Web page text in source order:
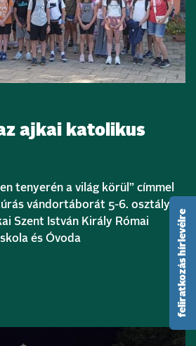
ajkai katolikus
tenyerén a világ körül” címmel
vándortáborát 5-6. osztályos
Szent István Király Római
és Óvoda
feliratkozás hírlevélre